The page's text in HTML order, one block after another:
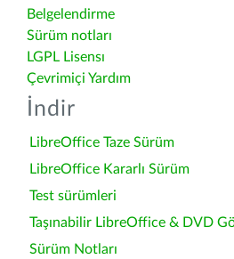
Belgelendirme
Sürüm notları
LGPL Lisensı
Çevrimiçi Yardım
İndir
LibreOffice Taze Sürüm
LibreOffice Kararlı Sürüm
Test sürümleri
Taşınabilir LibreOffice & DVD
Sürüm Notları